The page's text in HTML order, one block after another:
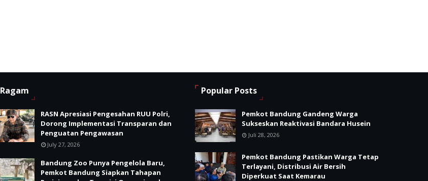
Ragam
RASN Apresiasi Pengesahan RUU Polri,
Dorong Implementasi Transparan dan
Penguatan Pengawasan
July 27, 2026
Bandung Zoo Punya Pengelola Baru,
Pemkot Bandung Siapkan Tahapan
Popular Posts
Pemkot Bandung Gandeng Warga
Sukseskan Reaktivasi Bandara Husein
Juli 28, 2026
Pemkot Bandung Pastikan Warga Tetap
Terlayani, Distribusi Air Bersih
Diperkuat Saat Kemarau